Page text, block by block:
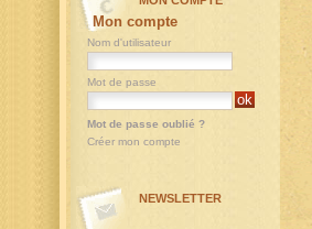
Mon compte
Nom d'utilisateur
Mot de passe
Mot de passe oublié ?
Créer mon compte
NEWSLETTER